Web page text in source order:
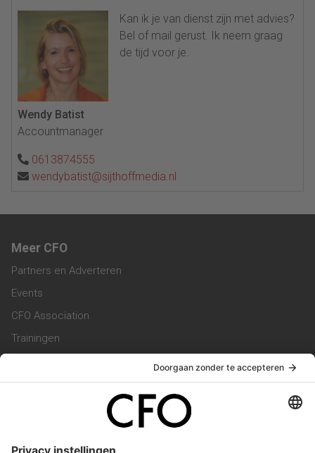
Kan ik je van dienst zijn met advies?
Bel of mail gerust. Ik neem graag
de tijd voor je.
Wendy Batist
Accountmanager
0613874555
wendybatist@sijthoffmedia.nl
Meer CFO
Partners en Adverteren
Events
CFO Association
Trainingen
Vacatures
Service & Contact